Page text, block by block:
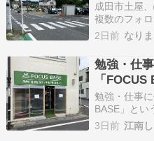
成田市土屋
複数のフォ
との声が寄
事故体験を
は現地を訪
います。 事
今後、千葉…
2日前 なり
勉強・仕
「
ンしてい
勉強・仕事
BASE」とい
舗外観 案内
Instagramで
3日前